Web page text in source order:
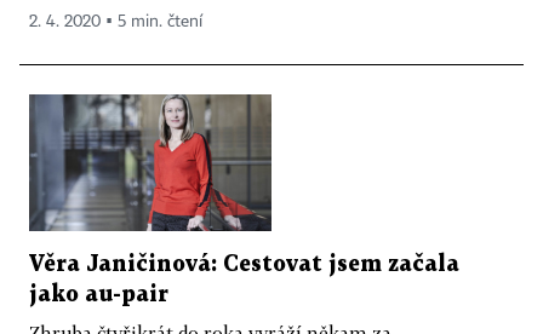
2. 4. 2020 ▪ 5 min. čtení
Věra Janičinová: Cestovat jsem začala
jako au-pair